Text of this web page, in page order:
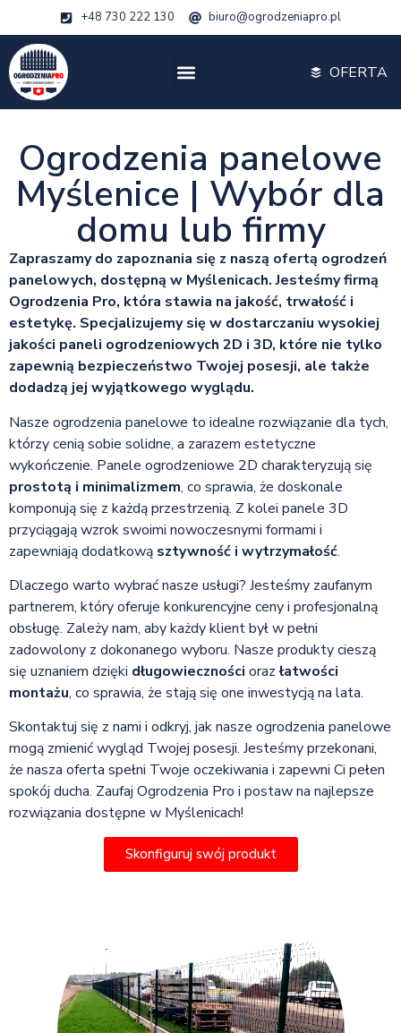
+48 730 222 130 biuro@ogrodzeniapro.pl
OFERTA
Ogrodzenia panelowe
Myślenice | Wybór dla
domu lub firmy
Zapraszamy do zapoznania się z naszą ofertą ogrodzeń
panelowych, dostępną w Myślenicach. Jesteśmy firmą
Ogrodzenia Pro, która stawia na jakość, trwałość i
estetykę. Specjalizujemy się w dostarczaniu wysokiej
jakości paneli ogrodzeniowych 2D i 3D, które nie tylko
zapewnią bezpieczeństwo Twojej posesji, ale także
dodadzą jej wyjątkowego wyglądu.
Nasze ogrodzenia panelowe to idealne rozwiązanie dla tych,
którzy cenią sobie solidne, a zarazem estetyczne
wykończenie. Panele ogrodzeniowe 2D charakteryzują się
prostotą i minimalizmem, co sprawia, że doskonale
komponują się z każdą przestrzenią. Z kolei panele 3D
przyciągają wzrok swoimi nowoczesnymi formami i
zapewniają dodatkową sztywność i wytrzymałość.
Dlaczego warto wybrać nasze usługi? Jesteśmy zaufanym
partnerem, który oferuje konkurencyjne ceny i profesjonalną
obsługę. Zależy nam, aby każdy klient był w pełni
zadowolony z dokonanego wyboru. Nasze produkty cieszą
się uznaniem dzięki długowieczności orazłatwości
montażu, co sprawia, że stają się one inwestycją na lata.
Skontaktuj się z nami i odkryj, jak nasze ogrodzenia panelowe
mogą zmienić wygląd Twojej posesji. Jesteśmy przekonani,
że nasza oferta spełni Twoje oczekiwania i zapewni Ci pełen
spokój ducha. Zaufaj Ogrodzenia Pro i postaw na najlepsze
rozwiązania dostępne w Myślenicach!
Skonfiguruj swój produkt